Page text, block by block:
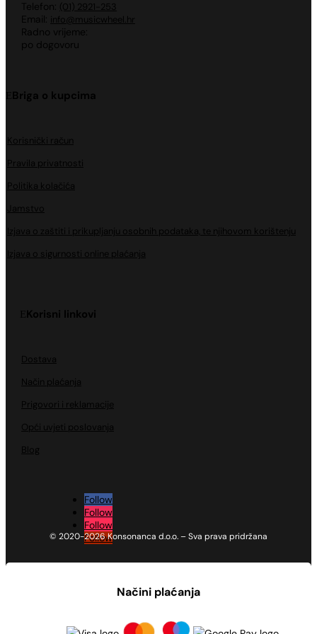
Telefon: (01) 2921-253
Email: info@musicwheel.hr
Radno vrijeme:
po dogovoru
Briga o kupcima
Korisnički račun
Pravila privatnosti
Politika kolačića
Jamstvo
Izjava o zaštiti i prikupljanju osobnih podataka, te njihovom korištenju
Izjava o sigurnosti online plaćanja
Korisni linkovi
Dostava
Način plaćanja
Prigovori i reklamacije
Opći uvjeti poslovanja
Blog
Follow
Follow
Follow
Follow
© 2020-2026 Konsonanca d.o.o. – Sva prava pridržana
Načini plaćanja